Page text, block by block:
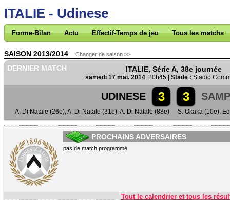
ITALIE - Udinese
Forme-Bilan Actu Effectif-Temps de jeu Tous les matchs
SAISON 2013/2014 Changer de saison >>
DERNIER MATCH ITALIE, Série A, 38e journée
samedi 17 mai. 2014, 20h45 | Stade : Stadio
UDINESE 3 3
A. Di Natale (26e),A. Di Natale (31e),A. Di Natale (88e) S. Okaka (10e),
PROCHAINS ADVERSAIRES
pas de match programmé
Tout le calendrier et tous les